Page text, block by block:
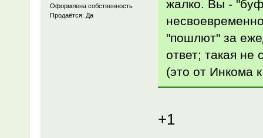
Оформлена собственность
Продаётся: Да
жалко. Вы -
"пошлют" за
ответ; такая
(это от Инкома
+1